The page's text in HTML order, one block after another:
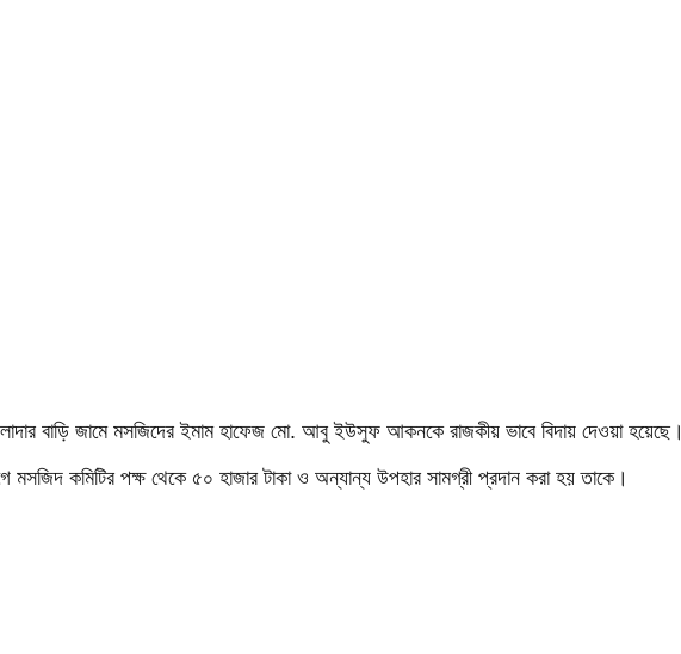
বাড়ি জামে মসজিদের ইমাম হাফেজ মো. আবু ইউসুফ আকনকে রাজকীয় ভাবে বিদায় দেওয়া হয়েছে।
কমিটির পক্ষ থেকে ৫০ হাজার টাকা ও অন্যান্য উপহার সামগ্রী প্রদান করা হয় তাকে।